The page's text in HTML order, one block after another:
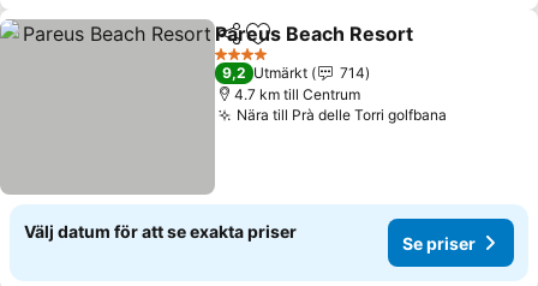
Dela Lägg till i Mina Favoriter
Pareus Beach Resort
4 Stjärnor
9,2 Utmärkt
714
4.7 km till Centrum
Nära till Prà delle Torri golfbana
Välj datum för att se exakta priser
Se priser